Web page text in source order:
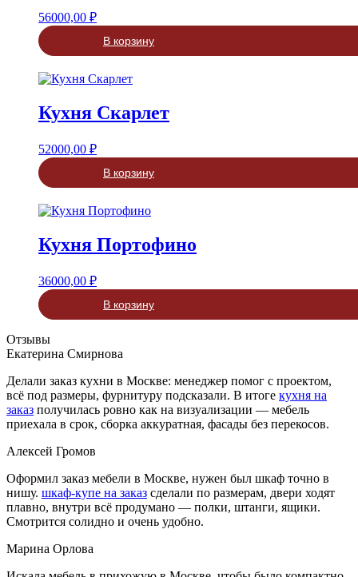
56000,00 ₽
В корзину
Кухня Скарлет
52000,00 ₽
В корзину
Кухня Портофино
36000,00 ₽
В корзину
Отзывы
Екатерина Смирнова
Делали заказ кухни в Москве: менеджер помог с проектом,
всё под размеры, фурнитуру подсказали. В итоге кухня на
заказ получилась ровно как на визуализации — мебель
приехала в срок, сборка аккуратная, фасады без перекосов.
Алексей Громов
Оформил заказ мебели в Москве, нужен был шкаф точно в
нишу. шкаф-купе на заказ сделали по размерам, двери ходят
плавно, внутри всё продумано — полки, штанги, ящики.
Смотрится солидно и очень удобно.
Марина Орлова